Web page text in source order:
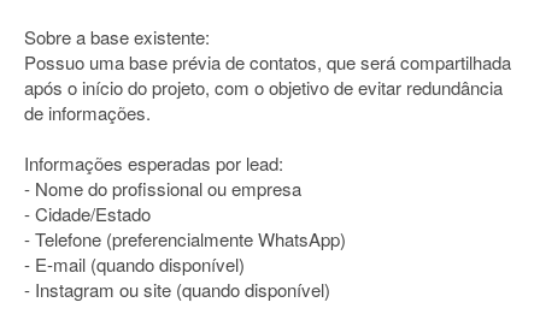
Sobre a base existente:
Possuo uma base prévia de contatos, que será compartilhada
após o início do projeto, com o objetivo de evitar redundância
de informações.
Informações esperadas por lead:
- Nome do profissional ou empresa
- Cidade/Estado
- Telefone (preferencialmente WhatsApp)
- E-mail (quando disponível)
- Instagram ou site (quando disponível)